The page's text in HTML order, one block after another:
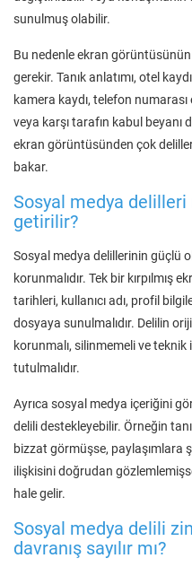
sunulmuş olabilir.
Bu nedenle ekran
gerekir. Tanık anlatımı, otel
kamera kaydı, telefon
veya karşı tarafın kabul
ekran görüntüsünden çok
bakar.
Sosyal medya delilleri
getirilir?
Sosyal medya delillerinin güçlü
korunmalıdır. Tek bir kırpılmış
tarihleri, kullanıcı adı, profil
dosyaya sunulmalıdır. Delilin
korunmalı, silinmemeli ve
tutulmalıdır.
Ayrıca sosyal medya içeriğini
delili destekleyebilir. Örneğin
bizzat görmüşse, paylaşımlara
ilişkisini doğrudan
hale gelir.
Sosyal medya delili
davranış sayılır mı?